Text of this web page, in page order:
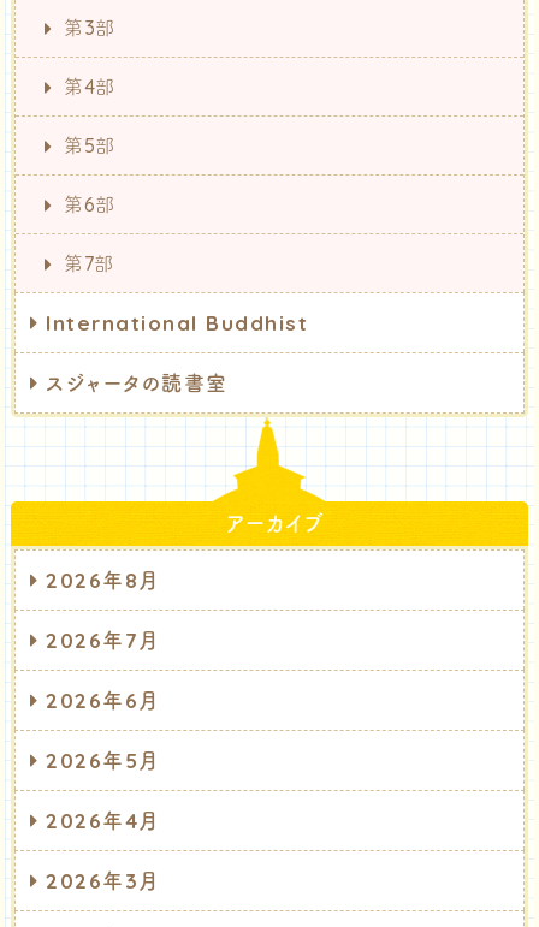
第3部
第4部
第5部
第6部
第7部
International Buddhist
スジャータの読書室
アーカイブ
2026年8月
2026年7月
2026年6月
2026年5月
2026年4月
2026年3月